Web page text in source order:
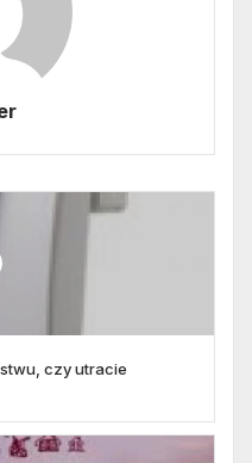
czy utracie